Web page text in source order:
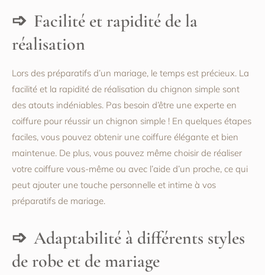
Facilité et rapidité de la
réalisation
Lors des préparatifs d’un mariage, le temps est précieux. La
facilité et la rapidité de réalisation du chignon simple sont
des atouts indéniables. Pas besoin d’être une experte en
coiffure pour réussir un chignon simple ! En quelques étapes
faciles, vous pouvez obtenir une coiffure élégante et bien
maintenue. De plus, vous pouvez même choisir de réaliser
votre coiffure vous-même ou avec l’aide d’un proche, ce qui
peut ajouter une touche personnelle et intime à vos
préparatifs de mariage.
Adaptabilité à différents styles
de robe et de mariage